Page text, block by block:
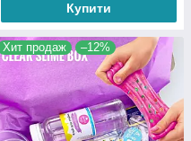
Купити
Хит продаж –12%